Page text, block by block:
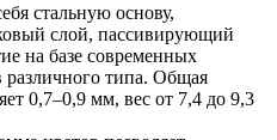
стальную основу,
слой, пассивирующий
на базе современных
типа. Общая
0,7–0,9 мм, вес от 7,4 до 9,3